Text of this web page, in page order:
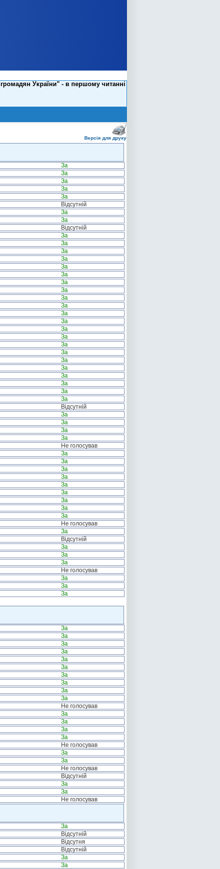
України" - в першому читанні
Версія для друку
За
За
За
За
За
Відсутній
За
За
Відсутній
За
За
За
За
За
За
За
За
За
За
За
За
За
За
За
За
За
За
За
За
За
За
Відсутній
За
За
За
За
Не голосував
За
За
За
За
За
За
За
За
За
Не голосував
За
Відсутній
За
За
За
Не голосував
За
За
За
За
За
За
За
За
За
За
За
За
За
Не голосував
За
За
За
За
Не голосував
За
За
Не голосував
Відсутній
За
За
Не голосував
За
Відсутній
Відсутня
Відсутній
За
За